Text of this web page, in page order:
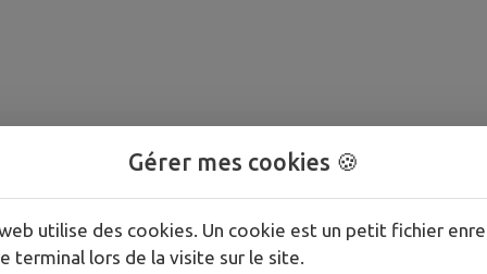
Gérer mes cookies 🍪
utilise des cookies. Un cookie est un petit fichier
terminal lors de la visite sur le site.